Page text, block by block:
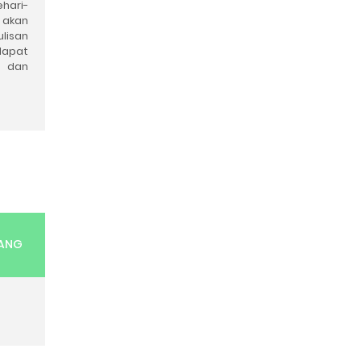
dan